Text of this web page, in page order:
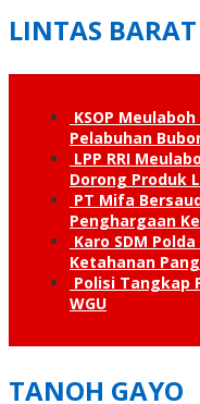
LINTAS BARAT
KSOP
Pelabuhan
LPP RRI
Dorong Produk
PT Mifa
Penghargaan
Karo SDM
Ketahanan
Polisi Tangkap
WGU
TANOH GAYO